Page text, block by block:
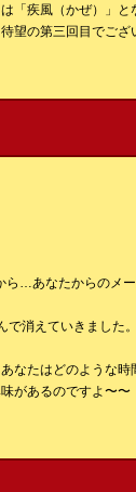
「疾風（かぜ）」
望の第三回目でござ
…あなたからのメ
消えていきました
なたはどのような
味があるのですよ〜